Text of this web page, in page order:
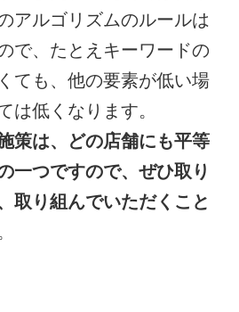
アルゴリズムのルールは
で、たとえキーワードの
ても、他の要素が低い場
は低くなります。
策は、どの店舗にも平等
一つですので、ぜひ取り
取り組んでいただくこと